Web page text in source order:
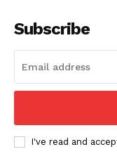
Company
About
Subscription Plans
My account
Subscribe
I've read and